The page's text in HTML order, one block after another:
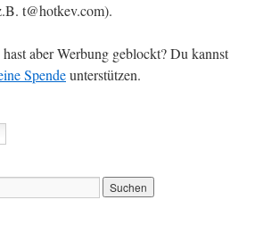
t@hotkev.com).
aber Werbung geblockt? Du kannst
Spendeunterstützen.